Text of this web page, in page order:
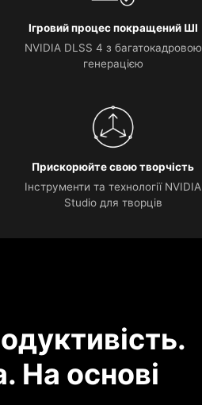
Ігровий процес покращений ШІ
NVIDIA DLSS 4 з багатокадровою
генерацією
Прискорюйте свою творчість
Інструменти та технології NVIDIA
Studio для творців
На основі